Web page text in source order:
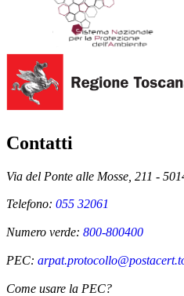
Contatti
Via del Ponte alle Mosse, 211 -
Telefono: 055 32061
Numero verde: 800-800400
PEC:
Come usare la PEC?